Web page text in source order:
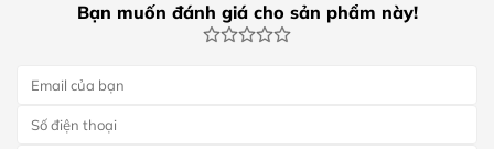
Bạn muốn đánh giá cho sản phẩm này!